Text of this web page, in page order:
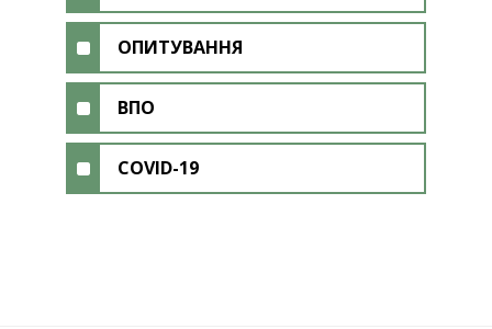
ОПИТУВАННЯ
ВПО
COVID-19